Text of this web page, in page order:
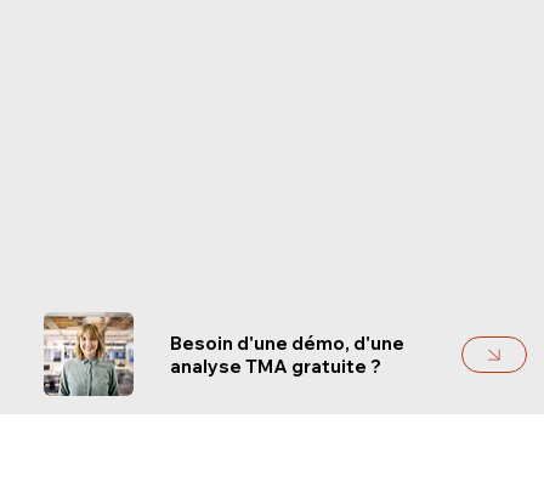
Besoin d'une démo, d'une
analyse TMA gratuite ?